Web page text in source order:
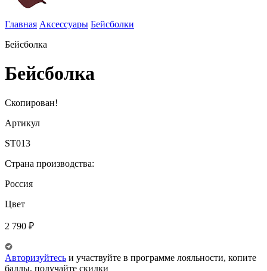
Главная Аксессуары Бейсболки
Бейсболка
Бейсболка
Скопирован!
Артикул
ST013
Страна производства:
Россия
Цвет
2 790 ₽
Авторизуйтесь и участвуйте в программе лояльности, копите
баллы, получайте скидки